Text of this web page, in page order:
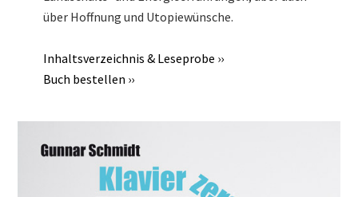
über Hoffnung und Utopiewünsche.
Inhaltsverzeichnis & Leseprobe ››
Buch bestellen ››